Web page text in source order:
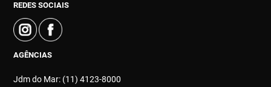
REDES SOCIAIS
AGÊNCIAS
Jdm do Mar: (11) 4123-8000